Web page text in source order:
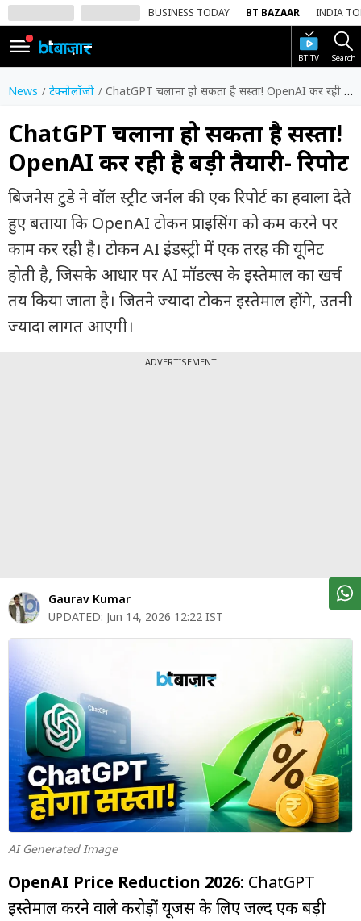
BUSINESS TODAY BT BAZAAR INDIA
BT TV Search
SIGN
IN
Dark
Mode
होम
शेयर
बाज़ार
वीडियो
ट्रेंडिंग
बिजनेस
न्यूज
शेयर
बाज़ार
ट्रेंडिंग
वीडियो
म्यूचुअल
फंड
News टेक्नोलॉजी ChatGPT चलाना हो सकता है सस्ता! OpenAI कर रही है बड़ी तैयारी- रिपोर्ट
ChatGPT चलाना हो सकता है सस्ता!
OpenAI कर रही है बड़ी तैयारी- रिपोर्ट
बिजनेस टुडे ने वॉल स्ट्रीट जर्नल की एक रिपोर्ट का हवाला देते
हुए बताया कि OpenAI टोकन प्राइसिंग को कम करने पर
काम कर रही है। टोकन AI इंडस्ट्री में एक तरह की यूनिट
होती है, जिसके आधार पर AI मॉडल्स के इस्तेमाल का खर्च
तय किया जाता है। जितने ज्यादा टोकन इस्तेमाल होंगे, उतनी
ज्यादा लागत आएगी।
ADVERTISEMENT
Gaurav Kumar
UPDATED: Jun 14, 2026 12:22 IST
AI Generated Image
OpenAI Price Reduction 2026: ChatGPT
इस्तेमाल करने वाले करोड़ों यूजर्स के लिए जल्द एक बड़ी